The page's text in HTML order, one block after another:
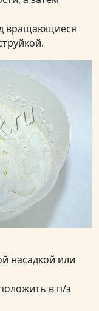
вращающиеся
насадкой или
в п/э